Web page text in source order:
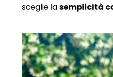
sceglie lasemplicità